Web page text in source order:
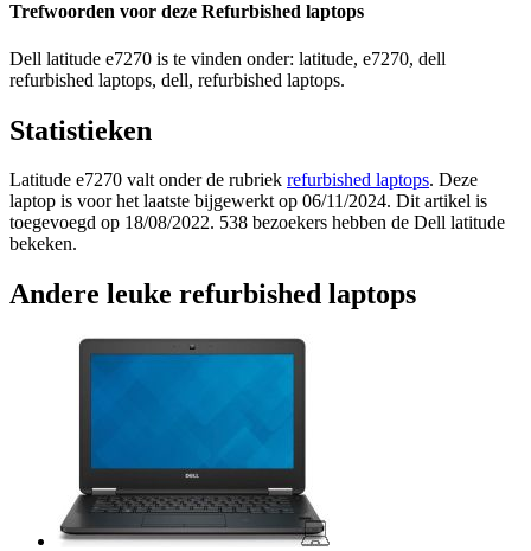
Trefwoorden voor deze Refurbished laptops
Dell latitude e7270 is te vinden onder: latitude, e7270, dell
refurbished laptops, dell, refurbished laptops.
Statistieken
Latitude e7270 valt onder de rubriek refurbished laptops. Deze
laptop is voor het laatste bijgewerkt op 06/11/2024. Dit artikel is
toegevoegd op 18/08/2022. 538 bezoekers hebben de Dell latitude
bekeken.
Andere leuke refurbished laptops